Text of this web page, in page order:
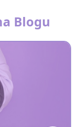
Blogu